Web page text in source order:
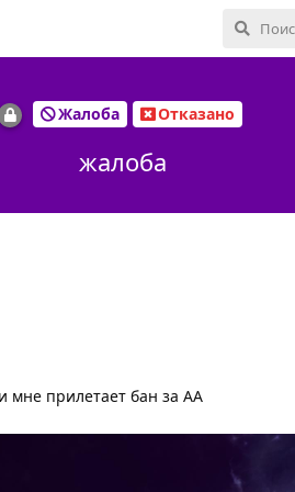
Жалоба Отказано
жалоба
мне прилетает бан за АА